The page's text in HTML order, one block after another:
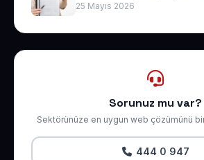
25 Mayıs 2026
Sorunuz mu var?
Sektörünüze en uygun web çözümünü
444 0 947